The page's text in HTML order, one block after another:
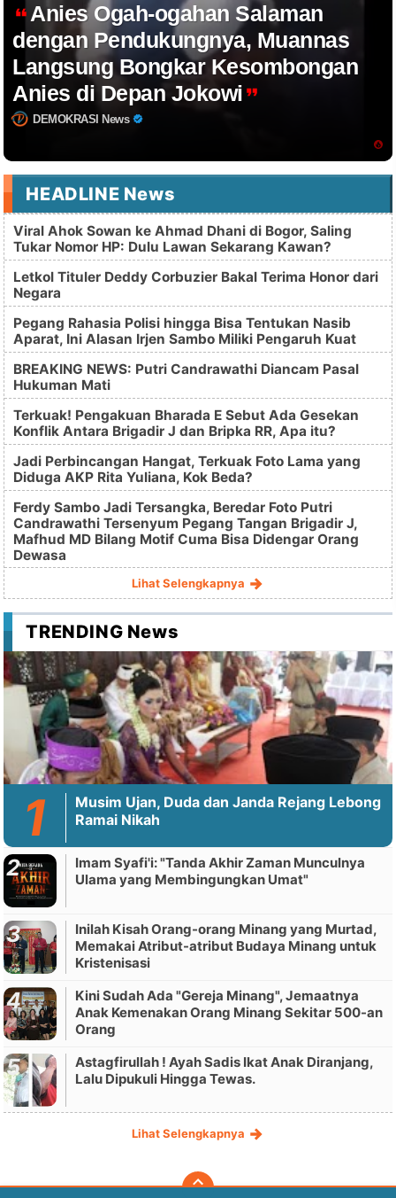
Anies Ogah-ogahan Salaman
dengan Pendukungnya, Muannas
Langsung Bongkar Kesombongan
Anies di Depan Jokowi
DEMOKRASI News
HEADLINE News
Viral Ahok Sowan ke Ahmad Dhani di Bogor, Saling
Tukar Nomor HP: Dulu Lawan Sekarang Kawan?
Letkol Tituler Deddy Corbuzier Bakal Terima Honor dari
Negara
Pegang Rahasia Polisi hingga Bisa Tentukan Nasib
Aparat, Ini Alasan Irjen Sambo Miliki Pengaruh Kuat
BREAKING NEWS: Putri Candrawathi Diancam Pasal
Hukuman Mati
Terkuak! Pengakuan Bharada E Sebut Ada Gesekan
Konflik Antara Brigadir J dan Bripka RR, Apa itu?
Jadi Perbincangan Hangat, Terkuak Foto Lama yang
Diduga AKP Rita Yuliana, Kok Beda?
Ferdy Sambo Jadi Tersangka, Beredar Foto Putri
Candrawathi Tersenyum Pegang Tangan Brigadir J,
Mafhud MD Bilang Motif Cuma Bisa Didengar Orang
Dewasa
Lihat Selengkapnya
TRENDING News
Musim Ujan, Duda dan Janda Rejang Lebong
Ramai Nikah
Imam Syafi'i: "Tanda Akhir Zaman Munculnya
Ulama yang Membingungkan Umat"
Inilah Kisah Orang-orang Minang yang Murtad,
Memakai Atribut-atribut Budaya Minang untuk
Kristenisasi
Kini Sudah Ada "Gereja Minang", Jemaatnya
Anak Kemenakan Orang Minang Sekitar 500-an
Orang
Astagfirullah ! Ayah Sadis Ikat Anak Diranjang,
Lalu Dipukuli Hingga Tewas.
Lihat Selengkapnya